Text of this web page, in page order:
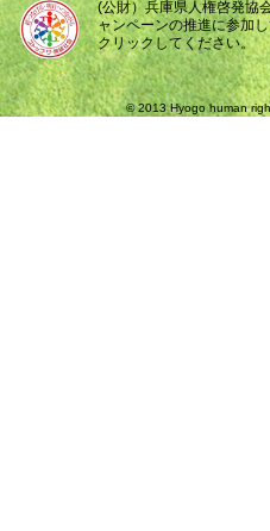
(公財）兵庫県人権啓発協
ャンペーンの推進に参加
クリックしてください。
© 2013 Hyogo human